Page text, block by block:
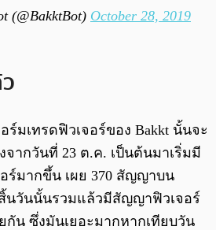
(@BakktBot) October 28, 2019
มเทรดฟิวเจอร์ของ Bakkt นั้นจะ
ากวันที่ 23 ต.ค. เป็นต้นมาเริ่มมี
ร์มากขึ้น เผย 370 สัญญาบน
นวันนั้นรวมแล้วมีสัญญาฟิวเจอร์
กัน ซึ่งมันเยอะมากหากเทียบวัน